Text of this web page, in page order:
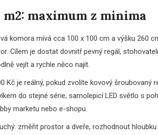
m2: maximum z minima
komora mívá cca 100 x 100 cm a výšku 260
Cílem je dostat dovnitř pevný regál,
vejít a rychle něco najít.
Kč je reálný, pokud zvolíte kovový šroubovaný
do stejné série, samolepicí LED světlo s
marketu nebo e-shopu.
změřit prostor a dveře, rozhodnout